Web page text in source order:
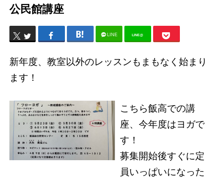
公民館講座
LINE LINE@
新年度、教室以外のレッスンもまもなく始まり
ます！
こちら飯高での講
座、今年度はヨガで
す！
募集開始後すぐに定
員いっぱいになった